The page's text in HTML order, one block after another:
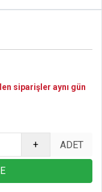
siparişler aynı gün
+